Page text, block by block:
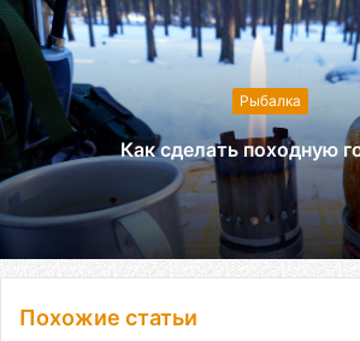
Рыбалка
Как сделать походную
Похожие статьи